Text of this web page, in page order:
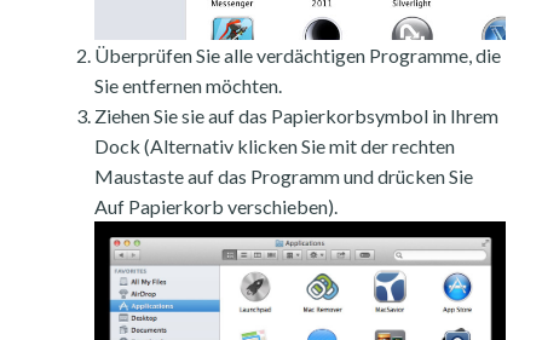
Überprüfen Sie alle verdächtigen Programme, die
Sie entfernen möchten.
Ziehen Sie sie auf das Papierkorbsymbol in Ihrem
Dock (Alternativ klicken Sie mit der rechten
Maustaste auf das Programm und drücken Sie
Auf Papierkorb verschieben).